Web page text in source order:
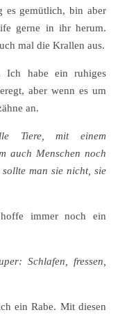
es gemütlich, bin aber
gerne in ihr herum.
mal die Krallen aus.
Ich habe ein ruhiges
aber wenn es um
an.
Tiere, mit einem
auch Menschen noch
man sie nicht, sie
immer noch ein
Schlafen, fressen,
ein Rabe. Mit diesen